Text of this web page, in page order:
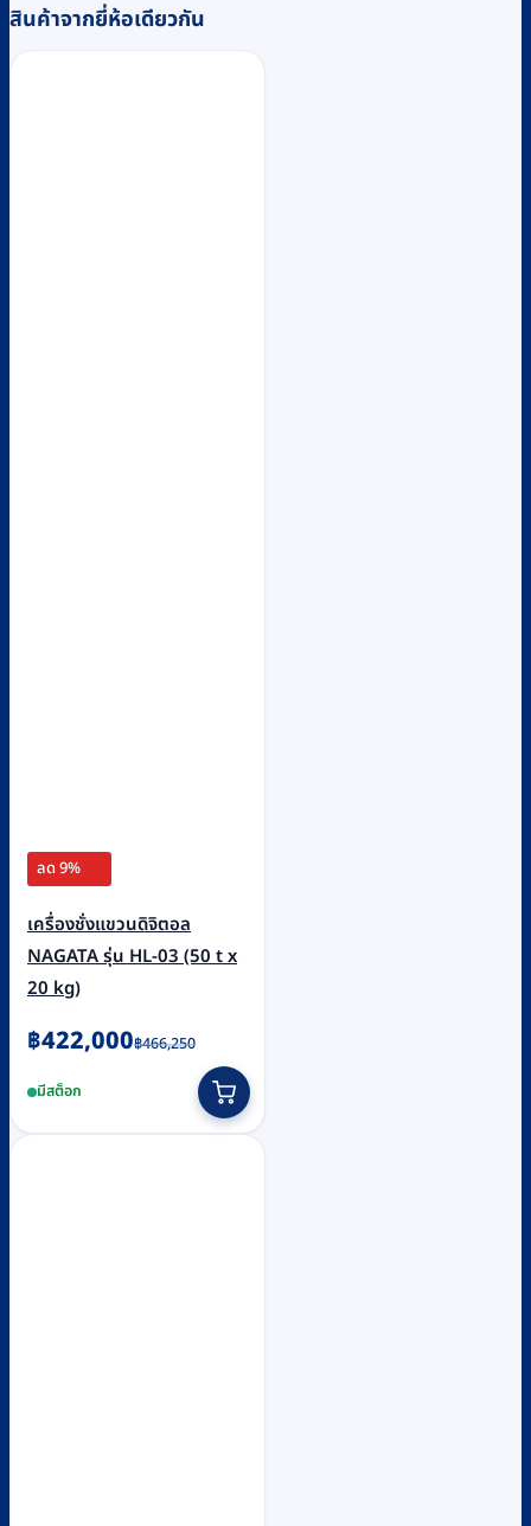
สินค้าจากยี่ห้อเดียวกัน
ลด 9%
เครื่องชั่งแขวนดิจิตอล
NAGATA รุ่น HL-03 (50 t x
20 kg)
฿466,250
Original
was:
฿466,250.
฿422,000
Current
is:
฿422,000.
มีสต็อก